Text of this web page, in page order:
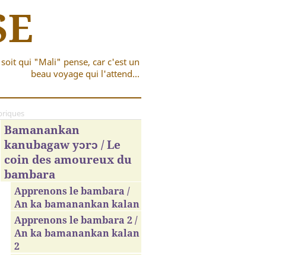
qui "Mali" pense, car c'est un
beau voyage qui l'attend...
Bamanankan
kanubagaw yɔrɔ / Le
coin des amoureux du
bambara
Apprenons le bambara /
An ka bamanankan kalan
Apprenons le bambara 2 /
An ka bamanankan kalan
2